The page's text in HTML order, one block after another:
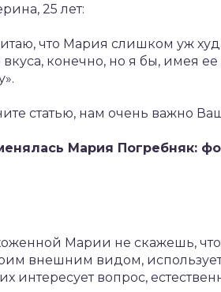
25 лет:
что Мария слишком уж
конечно, но я бы, имея
статью, нам очень важно
Мария Погребняк:
Марии не скажешь,
внешним видом,
интересует вопрос,